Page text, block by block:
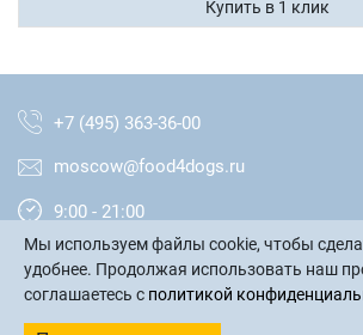
Купить в 1 клик
+7 (495) 363-36-00
moscow@food4dogs.ru
9:00 - 21:00
Москва и МО
Мы используем файлы cookie, чтобы
удобнее. Продолжая использовать наш
соглашаетесь с политикой